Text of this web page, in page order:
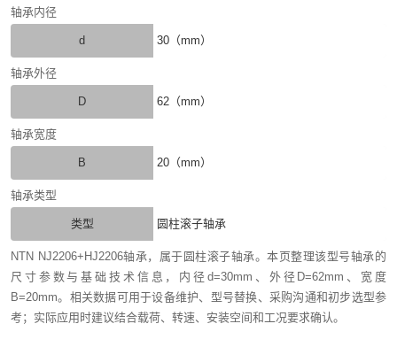
轴承内径
d 30（mm）
轴承外径
D 62（mm）
轴承宽度
B 20（mm）
轴承类型
类型 圆柱滚子轴承
NTN NJ2206+HJ2206轴承，属于圆柱滚子轴承。本页整理该型号轴承的
尺寸参数与基础技术信息，内径d=30mm、外径D=62mm、宽度
B=20mm。相关数据可用于设备维护、型号替换、采购沟通和初步选型参
考；实际应用时建议结合载荷、转速、安装空间和工况要求确认。